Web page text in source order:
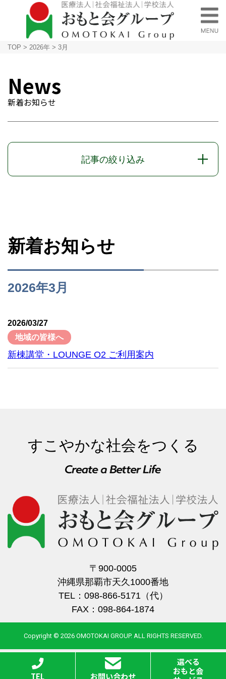
TOP > 2026年 > 3月
News
新着お知らせ
記事の絞り込み
新着お知らせ
2026年3月
2026/03/27
地域の皆様へ
新棟講堂・LOUNGE O2 ご利用案内
すこやかな社会をつくる
〒900-0005
沖縄県那覇市天久1000番地
TEL：098-866-5171（代）
FAX：098-864-1874
Copyright © 2026 OMOTOKAI GROUP. ALL RIGHTS RESERVED.
TEL お問い合わせ
選べる
おもと会